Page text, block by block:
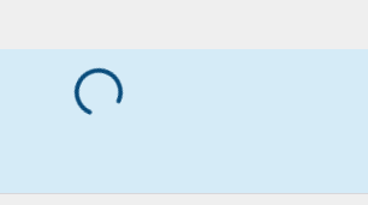
Utförande:BASIC III